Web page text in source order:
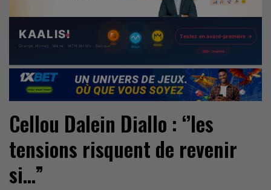
Cellou Dalein Diallo : ‘’les
tensions risquent de revenir
si…”